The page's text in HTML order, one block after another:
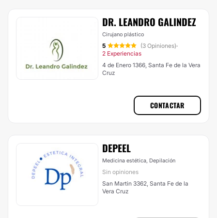
DR. LEANDRO GALINDEZ
Cirujano plástico
5 (3 Opiniones)·
2 Experiencias
4 de Enero 1366, Santa Fe de la Vera
Cruz
CONTACTAR
DEPEEL
Medicina estética, Depilación
Sin opiniones
San Martin 3362, Santa Fe de la
Vera Cruz